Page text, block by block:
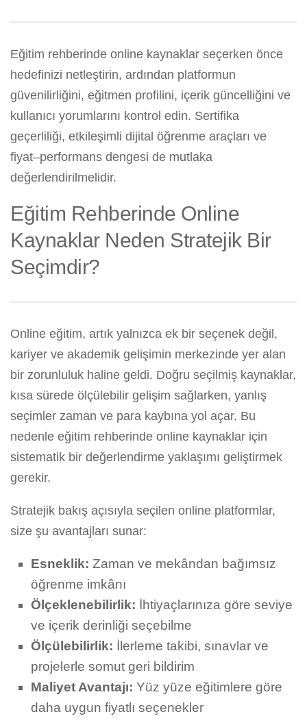
Eğitim rehberinde online kaynaklar seçerken önce
hedefinizi netleştirin, ardından platformun
güvenilirliğini, eğitmen profilini, içerik güncelliğini ve
kullanıcı yorumlarını kontrol edin. Sertifika
geçerliliği, etkileşimli dijital öğrenme araçları ve
fiyat–performans dengesi de mutlaka
değerlendirilmelidir.
Eğitim Rehberinde Online
Kaynaklar Neden Stratejik Bir
Seçimdir?
Online eğitim, artık yalnızca ek bir seçenek değil,
kariyer ve akademik gelişimin merkezinde yer alan
bir zorunluluk haline geldi. Doğru seçilmiş kaynaklar,
kısa sürede ölçülebilir gelişim sağlarken, yanlış
seçimler zaman ve para kaybına yol açar. Bu
nedenle eğitim rehberinde online kaynaklar için
sistematik bir değerlendirme yaklaşımı geliştirmek
gerekir.
Stratejik bakış açısıyla seçilen online platformlar,
size şu avantajları sunar:
Esneklik: Zaman ve mekândan bağımsız
öğrenme imkânı
Ölçeklenebilirlik: İhtiyaçlarınıza göre seviye
ve içerik derinliği seçebilme
Ölçülebilirlik: İlerleme takibi, sınavlar ve
projelerle somut geri bildirim
Maliyet Avantajı: Yüz yüze eğitimlere göre
daha uygun fiyatlı seçenekler